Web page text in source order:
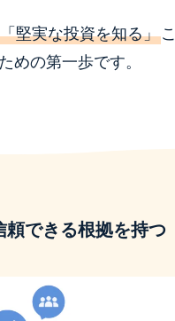
「堅実な投資を知る」
めの第一歩です。
頼できる根拠を持つ